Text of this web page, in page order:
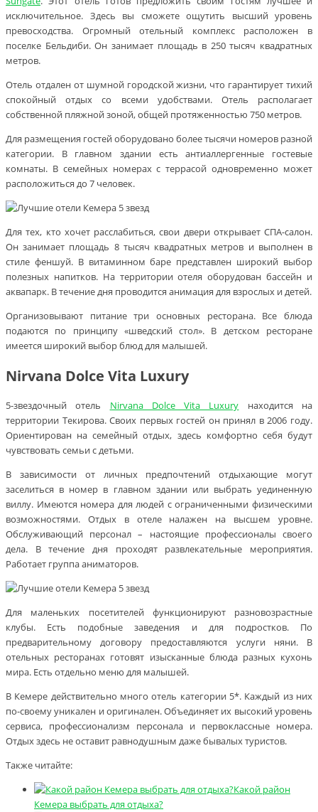
исключительное. Здесь вы сможете ощутить высший уровень
превосходства. Огромный отельный комплекс расположен в
поселке Бельдиби. Он занимает площадь в 250 тысяч квадратных
метров.
Отель отдален от шумной городской жизни, что гарантирует тихий
спокойный отдых со всеми удобствами. Отель располагает
собственной пляжной зоной, общей протяженностью 750 метров.
Для размещения гостей оборудовано более тысячи номеров разной
категории. В главном здании есть антиаллергенные гостевые
комнаты. В семейных номерах с террасой одновременно может
расположиться до 7 человек.
Для тех, кто хочет расслабиться, свои двери открывает СПА-салон.
Он занимает площадь 8 тысяч квадратных метров и выполнен в
стиле феншуй. В витаминном баре представлен широкий выбор
полезных напитков. На территории отеля оборудован бассейн и
аквапарк. В течение дня проводится анимация для взрослых и детей.
Организовывают питание три основных ресторана. Все блюда
подаются по принципу «шведский стол». В детском ресторане
имеется широкий выбор блюд для малышей.
Nirvana Dolce Vita Luxury
5-звездочный отель Nirvana Dolce Vita Luxury находится на
территории Текирова. Своих первых гостей он принял в 2006 году.
Ориентирован на семейный отдых, здесь комфортно себя будут
чувствовать семьи с детьми.
В зависимости от личных предпочтений отдыхающие могут
заселиться в номер в главном здании или выбрать уединенную
виллу. Имеются номера для людей с ограниченными физическими
возможностями. Отдых в отеле налажен на высшем уровне.
Обслуживающий персонал – настоящие профессионалы своего
дела. В течение дня проходят развлекательные мероприятия.
Работает группа аниматоров.
Для маленьких посетителей функционируют разновозрастные
клубы. Есть подобные заведения и для подростков. По
предварительному договору предоставляются услуги няни. В
отельных ресторанах готовят изысканные блюда разных кухонь
мира. Есть отдельно меню для малышей.
В Кемере действительно много отель категории 5*. Каждый из них
по-своему уникален и оригинален. Объединяет их высокий уровень
сервиса, профессионализм персонала и первоклассные номера.
Отдых здесь не оставит равнодушным даже бывалых туристов.
Также читайте:
Какой район
Кемера выбрать для отдыха?